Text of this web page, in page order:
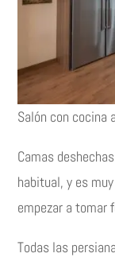
Salón con cocina
Camas
habitual, y es
empezar a tomar
Todas las